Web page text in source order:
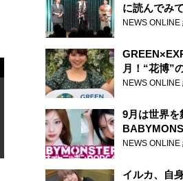
に読んでみ
ー『アナス
NEWS ONLINE
月！“花博”
NEWS ONLINE
9月は世界を
トニッポン
NEWS ONLINE
イルカ、自